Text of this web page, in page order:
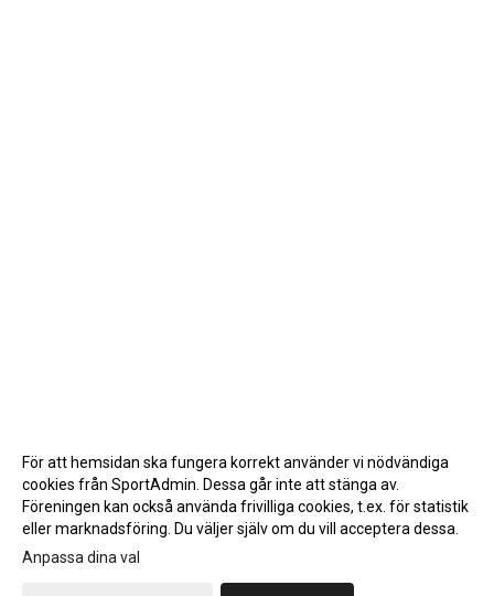
Gå till Webbversion
För att hemsidan ska fungera korrekt använder vi nödvändiga
cookies från SportAdmin. Dessa går inte att stänga av.
Föreningen kan också använda frivilliga cookies, t.ex. för statistik
eller marknadsföring. Du väljer själv om du vill acceptera dessa.
Anpassa dina val